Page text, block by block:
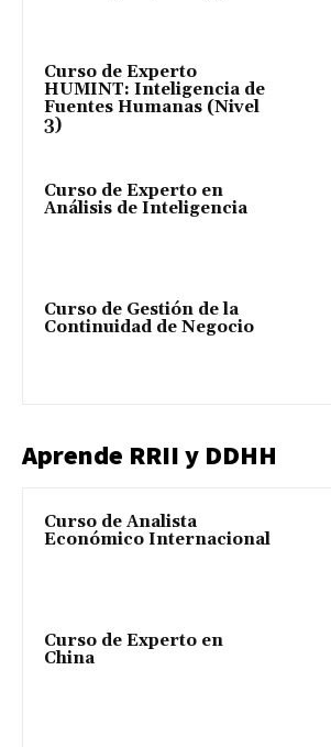
Curso de Experto
HUMINT: Inteligencia de
Fuentes Humanas (Nivel
3)
Curso de Experto en
Análisis de Inteligencia
Curso de Gestión de la
Continuidad de Negocio
Aprende RRII y DDHH
Curso de Analista
Económico Internacional
Curso de Experto en
China